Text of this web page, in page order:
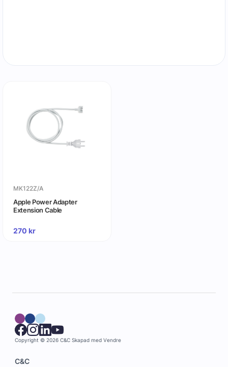
MK122Z/A
Apple Power Adapter
Extension Cable
270 kr
Copyright © 2026 C&C Skapad med Vendre
C&C